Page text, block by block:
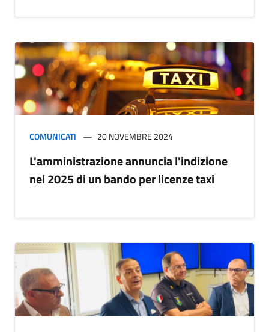
COMUNICATI 20 NOVEMBRE 2024
L'amministrazione annuncia l'indizione
nel 2025 di un bando per licenze taxi